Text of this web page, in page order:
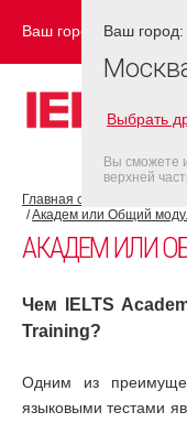
Ваш город: МОСКВА
Главная страница
Академ или Общий
АКАДЕМ ИЛИ
Чем IELTS
Training?
Одним из
языковыми тестами
Ваш город:
Выбрать
Вы сможете
верхней